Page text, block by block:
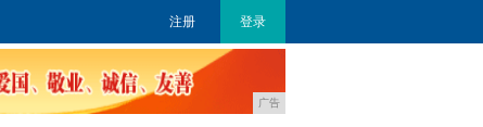
注册 登录
广告